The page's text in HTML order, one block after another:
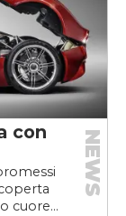
con
cuore...
NEWS